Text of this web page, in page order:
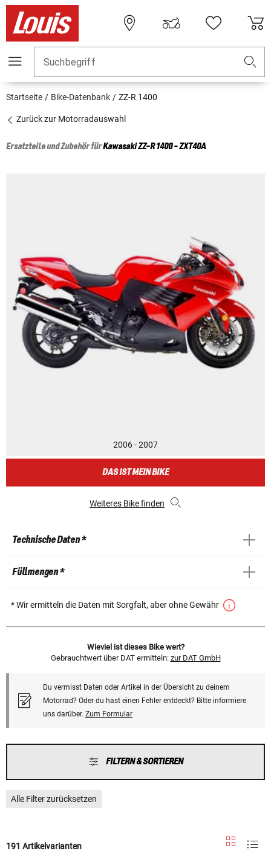
Suchbegriff
Startseite Bike-Datenbank ZZ-R 1400
Zurück zur Motorradauswahl
Ersatzteile und Zubehör fürKawasakiZZ-R 1400 - ZXT40A
2006 - 2007
DAS IST MEIN BIKE
Weiteres Bike finden
Technische Daten *
Füllmengen *
* Wir ermitteln die Daten mit Sorgfalt, aber ohne Gewähr
Wieviel ist dieses Bike wert?
Gebrauchtwert über DAT ermitteln: zur DAT GmbH
Du vermisst Daten oder Artikel in der Übersicht zu deinem
Motorrad? Oder du hast einen Fehler entdeckt? Bitte informiere
uns darüber. Zum Formular
FILTERN & SORTIEREN
Alle Filter zurücksetzen
191 Artikelvarianten